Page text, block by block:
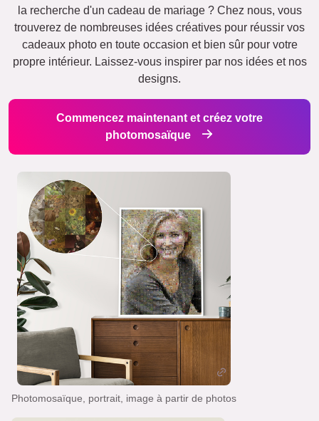
la recherche d'un cadeau de mariage ? Chez nous, vous
trouverez de nombreuses idées créatives pour réussir vos
cadeaux photo en toute occasion et bien sûr pour votre
propre intérieur. Laissez-vous inspirer par nos idées et nos
designs.
Commencez maintenant et créez votre
photomosaïque
Photomosaïque, portrait, image à partir de photos